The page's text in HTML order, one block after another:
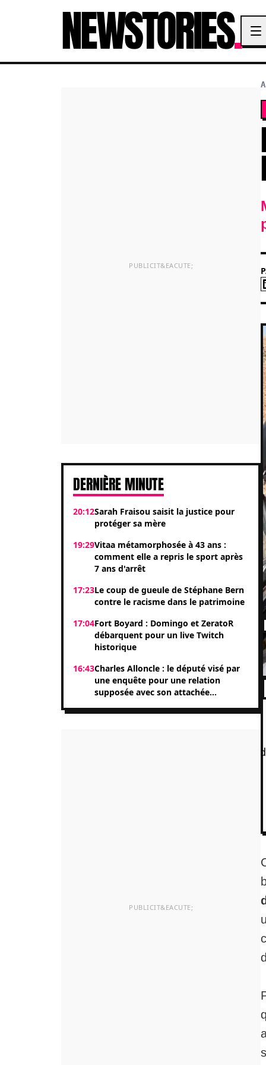
NEWSTORIES.
DERNIÈRE MINUTE
20:12Sarah Fraisou saisit la justice pour
protéger sa mère
19:29Vitaa métamorphosée à 43 ans :
comment elle a repris le sport après
7 ans d'arrêt
17:23Le coup de gueule de Stéphane Bern
contre le racisme dans le patrimoine
17:04Fort Boyard : Domingo et ZeratoR
débarquent pour un live Twitch
historique
16:43Charles Alloncle : le député visé par
une enquête pour une relation
supposée avec son attachée